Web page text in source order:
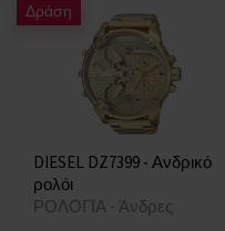
Δράση
DIESEL DZ7399 - Ανδρικό
ρολόι
ΡΟΛΟΓΙΑ - Άνδρες